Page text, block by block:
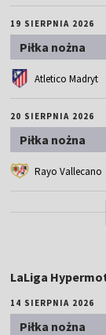
19 SIERPNIA 2026
Piłka nożna
Atletico Madryt
20 SIERPNIA 2026
Piłka nożna
Rayo Vallecano
LaLiga
14 SIERPNIA 2026
Piłka nożna